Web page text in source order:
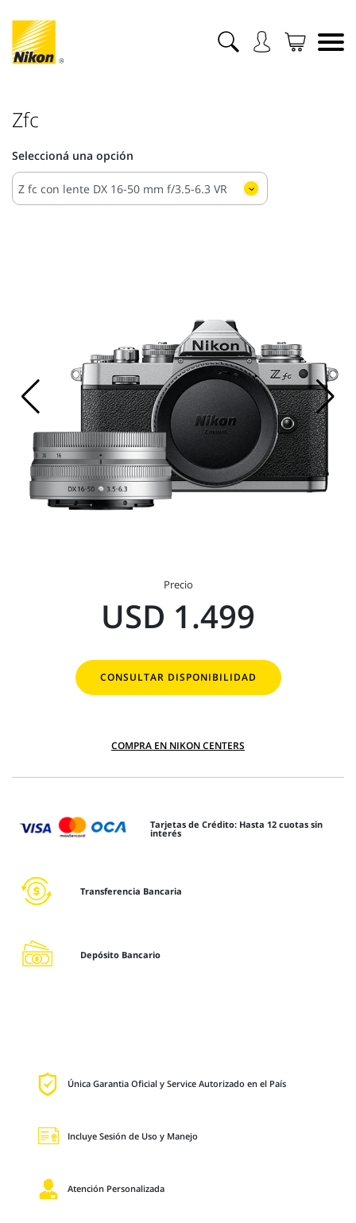
Zfc
Seleccioná una opción
Precio
USD 1.499
CONSULTAR DISPONIBILIDAD
COMPRA EN NIKON CENTERS
Tarjetas de Crédito: Hasta 12 cuotas sin
interés
Transferencia Bancaria
Depósito Bancario
Única Garantia Oficial y Service Autorizado en el País
Incluye Sesión de Uso y Manejo
Atención Personalizada